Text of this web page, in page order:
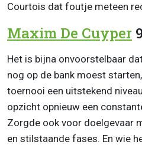
Courtois dat foutje meteen
Maxim De Cuyper
Het is bijna onvoorstelbaar
nog op de bank moest
toernooi een uitstekend
opzicht opnieuw een
Zorgde ook voor doelgevaar
en stilstaande fases. En wie